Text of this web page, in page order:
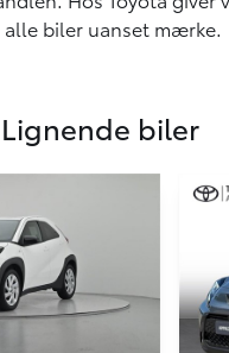
alle biler uanset mærke.
Lignende biler